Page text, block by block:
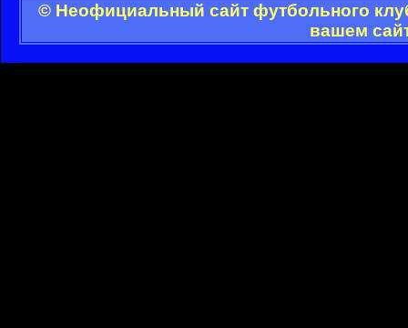
© Неофициальный сайт футбольного
вашем